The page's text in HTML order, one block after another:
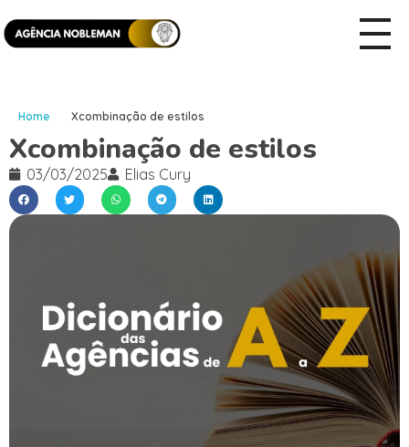
Home Xcombinação de estilos
Xcombinação de estilos
03/03/2025 Elias Cury